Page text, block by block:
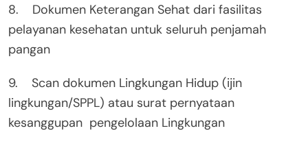
8. Dokumen Keterangan Sehat dari fasilitas
pelayanan kesehatan untuk seluruh penjamah
pangan
9. Scan dokumen Lingkungan Hidup (ijin
lingkungan/SPPL) atau surat pernyataan
kesanggupan pengelolaan Lingkungan